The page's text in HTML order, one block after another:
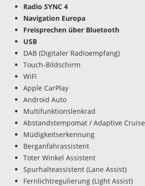
Radio SYNC 4
Navigation Europa
Freisprechen über Bluetooth
USB
DAB (Digitaler Radioempfang)
Touch-Bildschirm
WiFi
Apple CarPlay
Android Auto
Multifunktionslenkrad
Abstandstempomat / Adaptive Cruise
Müdigkeitserkennung
Berganfahrassistent
Toter Winkel Assistent
Spurhalteassistent (Lane Assist)
Fernlichtregulierung (Light Assist)